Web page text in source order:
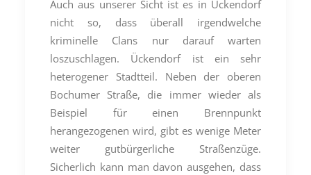
Auch aus unserer Sicht ist es in Ückendorf
nicht so, dass überall irgendwelche
kriminelle Clans nur darauf warten
loszuschlagen. Ückendorf ist ein sehr
heterogener Stadtteil. Neben der oberen
Bochumer Straße, die immer wieder als
Beispiel für einen Brennpunkt
herangezogenen wird, gibt es wenige Meter
weiter gutbürgerliche Straßenzüge.
Sicherlich kann man davon ausgehen, dass